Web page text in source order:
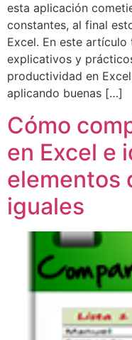
esta aplicación
constantes, al final
Excel. En este
explicativos y
productividad en
aplicando buenas […]
Cómo
en Excel e
elementos
iguales